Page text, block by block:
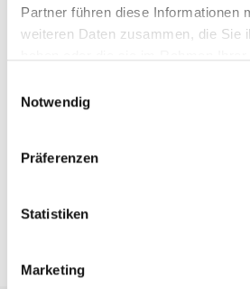
Partner führen diese Informationen
weiteren Daten zusammen, die Sie
Notwendig
Präferenzen
Statistiken
Marketing
Verfügbarkeit:
Nicht lagernd
Lieferzeit:
Nicht mehr
Beschreibung